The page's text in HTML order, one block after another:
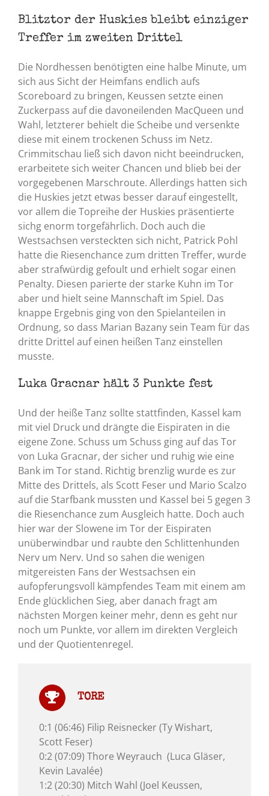
Blitztor der Huskies bleibt einziger
Treffer im zweiten Drittel
Die Nordhessen benötigten eine halbe Minute, um
sich aus Sicht der Heimfans endlich aufs
Scoreboard zu bringen, Keussen setzte einen
Zuckerpass auf die davoneilenden MacQueen und
Wahl, letzterer behielt die Scheibe und versenkte
diese mit einem trockenen Schuss im Netz.
Crimmitschau ließ sich davon nicht beeindrucken,
erarbeitete sich weiter Chancen und blieb bei der
vorgegebenen Marschroute. Allerdings hatten sich
die Huskies jetzt etwas besser darauf eingestellt,
vor allem die Topreihe der Huskies präsentierte
sichg enorm torgefährlich. Doch auch die
Westsachsen versteckten sich nicht, Patrick Pohl
hatte die Riesenchance zum dritten Treffer, wurde
aber strafwürdig gefoult und erhielt sogar einen
Penalty. Diesen parierte der starke Kuhn im Tor
aber und hielt seine Mannschaft im Spiel. Das
knappe Ergebnis ging von den Spielanteilen in
Ordnung, so dass Marian Bazany sein Team für das
dritte Drittel auf einen heißen Tanz einstellen
musste.
Luka Gracnar hält 3 Punkte fest
Und der heiße Tanz sollte stattfinden, Kassel kam
mit viel Druck und drängte die Eispiraten in die
eigene Zone. Schuss um Schuss ging auf das Tor
von Luka Gracnar, der sicher und ruhig wie eine
Bank im Tor stand. Richtig brenzlig wurde es zur
Mitte des Drittels, als Scott Feser und Mario Scalzo
auf die Starfbank mussten und Kassel bei 5 gegen 3
die Riesenchance zum Ausgleich hatte. Doch auch
hier war der Slowene im Tor der Eispiraten
unüberwindbar und raubte den Schlittenhunden
Nerv um Nerv. Und so sahen die wenigen
mitgereisten Fans der Westsachsen ein
aufopferungsvoll kämpfendes Team mit einem am
Ende glücklichen Sieg, aber danach fragt am
nächsten Morgen keiner mehr, denn es geht nur
noch um Punkte, vor allem im direkten Vergleich
und der Quotientenregel.
TORE
0:1 (06:46) Filip Reisnecker (Ty Wishart,
Scott Feser)
0:2 (07:09) Thore Weyrauch (Luca Gläser,
Kevin Lavalée)
1:2 (20:30) Mitch Wahl (Joel Keussen,